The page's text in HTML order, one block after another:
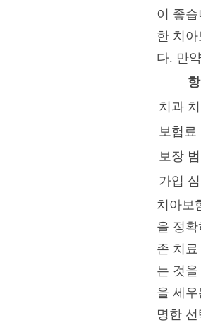
이 좋
한 치
다. 만
치과
보험료
보장
가입
치아보
을 정
존 치
는 것
을 세
명한